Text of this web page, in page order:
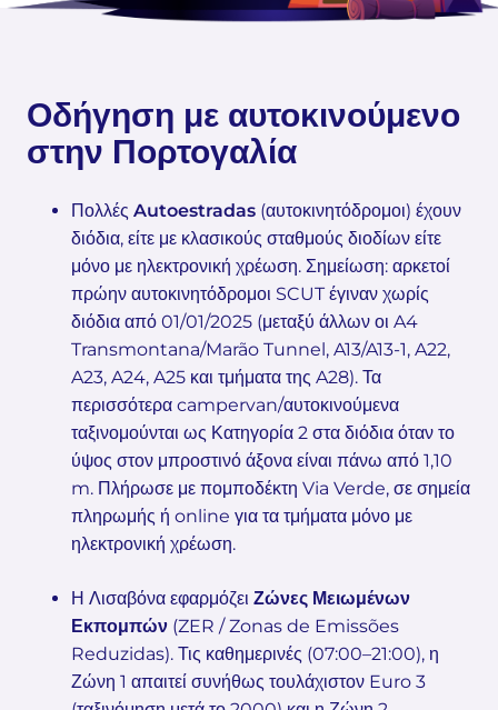
Οδήγηση με αυτοκινούμενο
στην Πορτογαλία
Πολλές Autoestradas (αυτοκινητόδρομοι) έχουν
διόδια, είτε με κλασικούς σταθμούς διοδίων είτε
μόνο με ηλεκτρονική χρέωση. Σημείωση: αρκετοί
πρώην αυτοκινητόδρομοι SCUT έγιναν χωρίς
διόδια από 01/01/2025 (μεταξύ άλλων οι A4
Transmontana/Marão Tunnel, A13/A13-1, A22,
A23, A24, A25 και τμήματα της A28). Τα
περισσότερα campervan/αυτοκινούμενα
ταξινομούνται ως Κατηγορία 2 στα διόδια όταν το
ύψος στον μπροστινό άξονα είναι πάνω από 1,10
m. Πλήρωσε με πομποδέκτη Via Verde, σε σημεία
πληρωμής ή online για τα τμήματα μόνο με
ηλεκτρονική χρέωση.
Η Λισαβόνα εφαρμόζει Ζώνες Μειωμένων
Εκπομπών (ZER / Zonas de Emissões
Reduzidas). Τις καθημερινές (07:00–21:00), η
Ζώνη 1 απαιτεί συνήθως τουλάχιστον Euro 3